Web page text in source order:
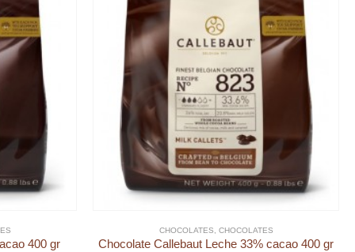
400 gr
CHOCOLATES, CHOCOLATES
Chocolate Callebaut Leche 33% cacao 400 gr